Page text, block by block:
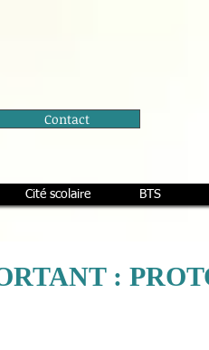
Contact
Cité scolaire BTS
: